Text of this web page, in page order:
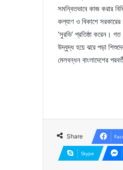
সমন্বিতভাবে কাজ করার
কল্যাণ ও বিকাশে
‘সুরভি’ প্রতিষ্ঠা করেন।
উদ্বুদ্ধ হয়ে ঝরে পড়া
মেলবন্ধন বাংলাদেশের
Share
Skype